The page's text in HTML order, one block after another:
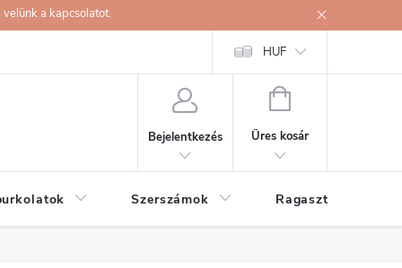
a kapcsolatot.
HUF
Bejelentkezés
KOSÁR
Üres kosár
Szerszámok Ragasztók